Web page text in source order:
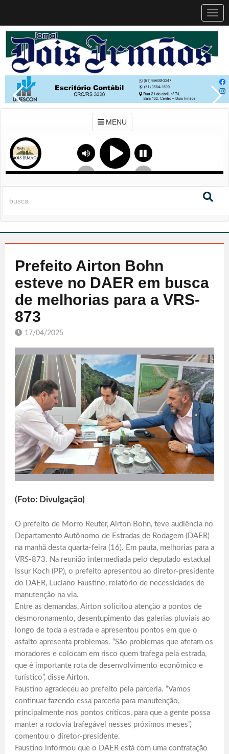
MENU
Prefeito Airton Bohn
esteve no DAER em busca
de melhorias para a VRS-
873
17/04/2025
(Foto: Divulgação)
O prefeito de Morro Reuter, Airton Bohn, teve audiência no
Departamento Autônomo de Estradas de Rodagem (DAER)
na manhã desta quarta-feira (16). Em pauta, melhorias para a
VRS-873. Na reunião intermediada pelo deputado estadual
Issur Koch (PP), o prefeito apresentou ao diretor-presidente
do DAER, Luciano Faustino, relatório de necessidades de
manutenção na via.
Entre as demandas, Airton solicitou atenção a pontos de
desmoronamento, desentupimento das galerias pluviais ao
longo de toda a estrada e apresentou pontos em que o
asfalto apresenta problemas. “São problemas que afetam os
moradores e colocam em risco quem trafega pela estrada,
que é importante rota de desenvolvimento econômico e
turístico”, disse Airton.
Faustino agradeceu ao prefeito pela parceria. “Vamos
continuar fazendo essa parceria para manutenção,
principalmente nos pontos críticos, para que a gente possa
manter a rodovia trafegável nesses próximos meses”,
comentou o diretor-presidente.
Faustino informou que o DAER está com uma contratação